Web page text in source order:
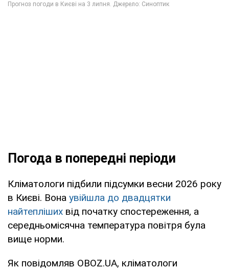
Погода в попередні періоди
Кліматологи підбили підсумки весни 2026 року
в Києві. Вона увійшла до двадцятки
найтепліших від початку спостереження, а
середньомісячна температура повітря була
вище норми.
Як повідомляв OBOZ.UA, кліматологи